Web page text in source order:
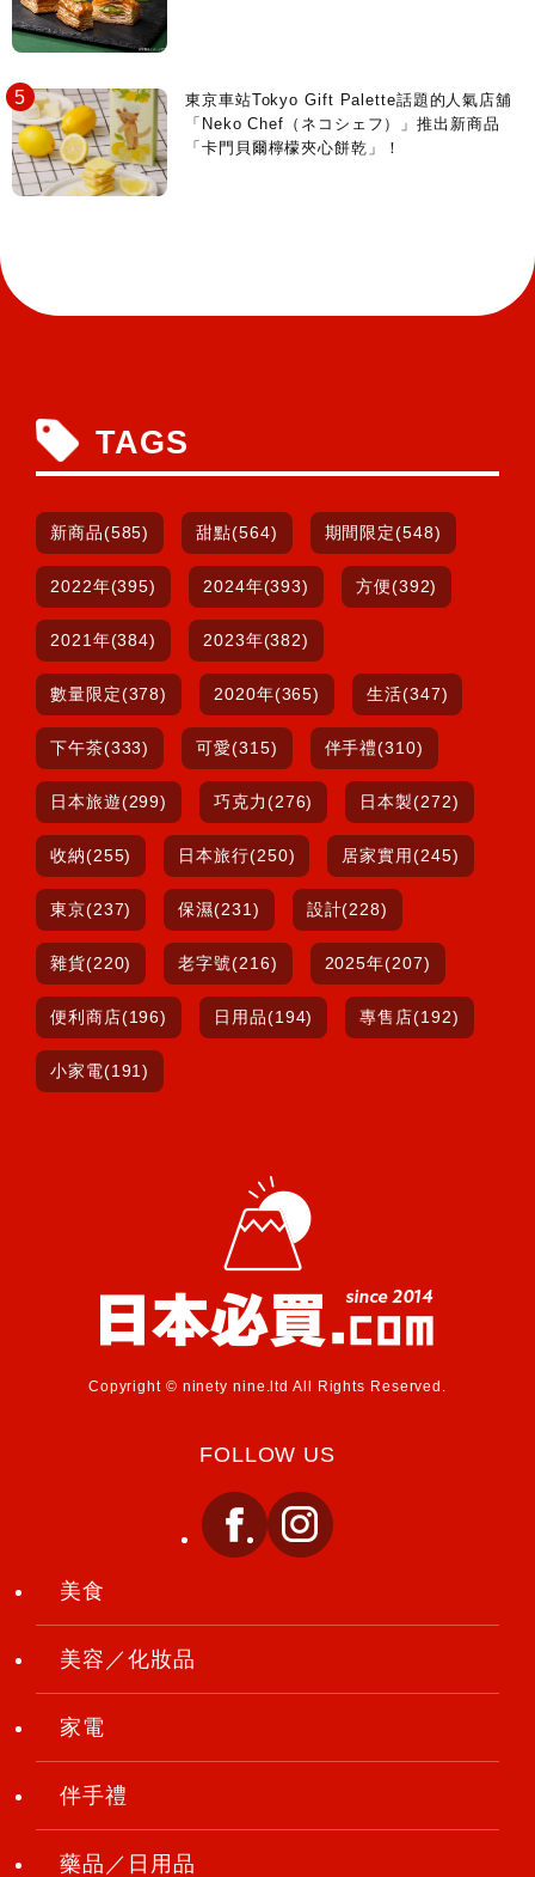
東京車站Tokyo Gift Palette話題的人氣店舖
「Neko Chef（ネコシェフ）」推出新商品
「卡門貝爾檸檬夾心餅乾」！
TAGS
新商品(585) 甜點(564) 期間限定(548)
2022年(395) 2024年(393) 方便(392)
2021年(384) 2023年(382)
數量限定(378) 2020年(365) 生活(347)
下午茶(333) 可愛(315) 伴手禮(310)
日本旅遊(299) 巧克力(276) 日本製(272)
收納(255) 日本旅行(250) 居家實用(245)
東京(237) 保濕(231) 設計(228)
雜貨(220) 老字號(216) 2025年(207)
便利商店(196) 日用品(194) 專售店(192)
小家電(191)
Copyright © ninety nine.ltd All Rights Reserved.
FOLLOW US
美食
美容／化妝品
家電
伴手禮
藥品／日用品